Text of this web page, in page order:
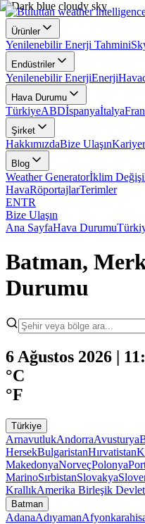
Ürünler
Yenilenebilir Enerji Tahmini
Endüstriler
Yenilenebilir EnerjiEnerji
Hava Durumu
TürkiyeABDİspanyaİtalya
Şirket
HakkımızdaBize UlaşınKariyer
Blog
Weather Generatorİklim
HavaRöportajlarTerimler
ENTR
Bize Ulaşın
Ana SayfaHava Durumu
Batman,
Durumu
6 Ağustos 2026 |
°C
°F
Türkiye
ArnavutlukAndorraAvusturya
HersekBulgaristanHırvatistan
MakedonyaNorveçPolonya
MarinoSırbistanSlovakya
KrallıkAmerika Birleşik
Batman
AdanaAdıyaman